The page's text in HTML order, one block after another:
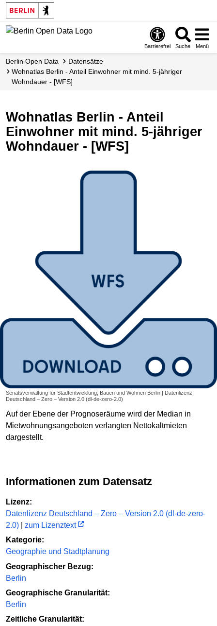
Skip
to
main
Barrierefrei Suche Menü
Berlin Open Data
Datensätze
Wohnatlas Berlin - Anteil Einwohner mit mind. 5-jähriger
Wohndauer - [WFS]
Wohnatlas Berlin - Anteil
Einwohner mit mind. 5-jähriger
Wohndauer - [WFS]
Senatsverwaltung für Stadtentwicklung, Bauen und Wohnen Berlin | Datenlizenz
Deutschland – Zero – Version 2.0 (dl-de-zero-2.0)
Auf der Ebene der Prognoseräume wird der Median in
Mietwohnungsangeboten verlangten Nettokaltmieten
dargestellt.
Informationen zum Datensatz
Lizenz:
Datenlizenz Deutschland – Zero – Version 2.0 (dl-de-zero-
2.0)
zum Lizenztext
Kategorie:
Geographie und Stadtplanung
Geographischer Bezug:
Berlin
Geographische Granularität:
Berlin
Zeitliche Granularität: